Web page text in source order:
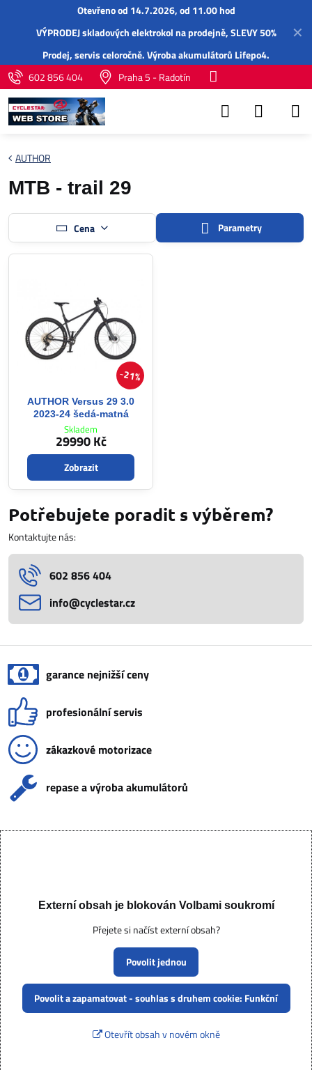
✕
Otevřeno od 14.7.2026, od 11.00 hod
VÝPRODEJ skladových elektrokol na prodejně, SLEVY 50%
Prodej,servisceloročně.Výroba akumulátorů Lifepo4.
602 856 404
Praha 5 - Radotín
AUTHOR
MTB - trail 29
Cena Parametry
21%
AUTHOR Versus 29 3.0
2023-24 šedá-matná
Skladem
29990 Kč
Zobrazit
Potřebujete poradit s výběrem?
Kontaktujte nás:
602 856 404
info​@cyclestar​.cz
garance nejnižší ceny
profesionální servis
zákazkové motorizace
repase a výroba akumulátorů
Externí obsah je blokován Volbami soukromí
Přejete si načíst externí obsah?
Povolit jednou
Povolit a zapamatovat - souhlas s druhem cookie: Funkční
Otevřít obsah v novém okně